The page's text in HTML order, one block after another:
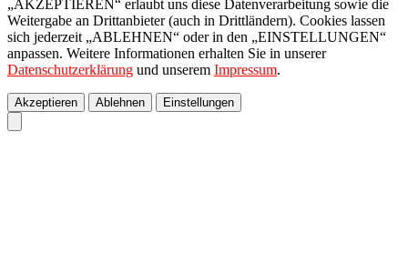
„AKZEPTIEREN“ erlaubt uns diese Datenverarbeitung sowie die
Weitergabe an Drittanbieter (auch in Drittländern). Cookies lassen
sich jederzeit „ABLEHNEN“ oder in den „EINSTELLUNGEN“
anpassen. Weitere Informationen erhalten Sie in unserer
Datenschutzerklärung und unserem Impressum.
Akzeptieren Ablehnen Einstellungen